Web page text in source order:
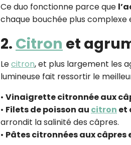
Ce duo fonctionne parce que
chaque bouchée plus complexe
2. Citron et
Lecitron, et plus largement les
lumineuse fait ressortir le
• Vinaigrette citronnée aux
• Filets de poisson au citron et
arrondit la salinité des câpres.
• Pâtes citronnées aux câpres